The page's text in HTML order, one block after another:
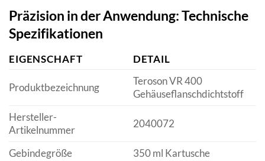
Präzision in der Anwendung: Technische
Spezifikationen
EIGENSCHAFT DETAIL
Produktbezeichnung
Teroson VR 400
Gehäuseflanschdichtstoff
Hersteller-
Artikelnummer
2040072
Gebindegröße
350 ml Kartusche